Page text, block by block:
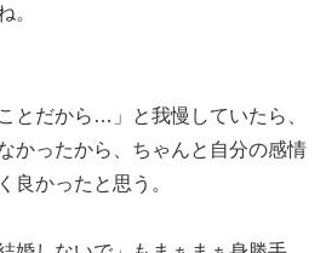
。
とだから…」と我慢していたら、
かったから、ちゃんと自分の感情
良かったと思う。